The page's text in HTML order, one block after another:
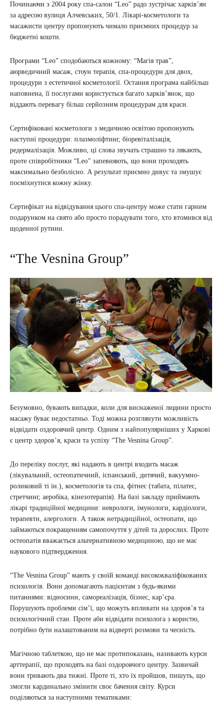
Починаючи з 2004 року спа-салон “Leo” радо зустрічає харків’ян
за адресою вулиця Алчевських, 50/1. Лікарі-косметологи та
масажисти центру пропонують чимало приємних процедур за
бюджетні кошти.
Програми “Leo” сподобаються кожному: “Магія трав”,
аюрведичний масаж, стоун терапія, спа-процедури для двох,
процедури з естетичної косметології. Остання програма найбільш
наповнена, її послугами користується багато харків’янок, що
віддають перевагу більш серйозним процедурам для краси.
Сертифіковані косметологи з медичною освітою пропонують
наступні процедури: плазмоліфтинг, біоревіталізація,
редермалізація. Можливо, ці слова звучать страшно та лякають,
проте співробітники “Leo” запевняють, що вони проходять
максимально безболісно. А результат приємно дивує та змушує
посміхнутися кожну жінку.
Сертифікат на відвідування цього спа-центру може стати гарним
подарунком на свято або просто порадувати того, хто втомився від
щоденної рутини.
“The Vesnina Group”
Безумовно, бувають випадки, коли для виснаженої людини просто
масажу буває недостатньо. Тоді можна розглянути можливість
відвідати оздоровчий центр. Одним з найпопулярніших у Харкові
є центр здоров’я, краси та успіху “The Vesnina Group”.
До переліку послуг, які надають в центрі входить масаж
(лікувальний, остеопатичний, іспанський, дитячий, вакуумно-
роликовий ті ін.), косметологія та спа, фітнес (табата, пілатес,
стретчинг, аеробіка, кінезотерапія). На базі закладу приймають
лікарі традиційної медицини: неврологи, імунологи, кардіологи,
терапевти, алергологи. А також нетрадиційної, остеопати, що
займаються покращенням самопочуття у дітей та дорослих. Проте
остеопатія вважається альтернативною медициною, що не має
наукового підтвердження.
“The Vesnina Group” мають у своїй команді висококваліфікованих
психологів. Вони допомагають пацієнтам з будь-якими
питаннями: відносини, самореалізація, бізнес, кар’єра.
Порушують проблеми сім’ї, що можуть впливати на здоров’я та
психологічний стан. Проте аби відвідати психолога з користю,
потрібно бути налаштованим на відверті розмови та чесність.
Магічною таблеткою, що не має протипоказань, називають курси
арттерапії, що проходять на базі оздоровчого центру. Зазвичай
вони тривають два тижні. Проте ті, хто їх пройшов, пишуть, що
змогли кардинально змінити своє бачення світу. Курси
поділяються за наступними тематиками: